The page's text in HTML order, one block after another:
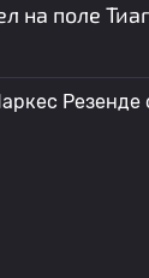
на поле
Резенде